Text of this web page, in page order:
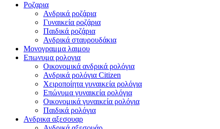
Ροζαρια
Ανδρικά ροζάρια
Γυναικεία ροζάρια
Παιδικά ροζάρια
Ανδρικά σταυρουδάκια
Μονογραμμα λαιμου
Επωνυμα ρολογια
Οικονομικά ανδρικά ρολόγια
Ανδρικά ρολόγια Citizen
Χειροποίητα γυναικεία ρολόγια
Επώνυμα γυναικεία ρολόγια
Οικονομικά γυναικεία ρολόγια
Παιδικά ρολόγια
Ανδρικα αξεσουαρ